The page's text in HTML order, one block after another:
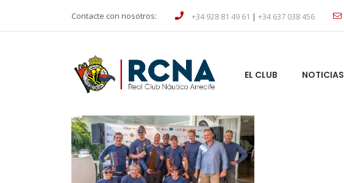
Contacte con nosotros: +34 928 81 49 61 | +34 637 038 456
EL CLUB NOTICIAS